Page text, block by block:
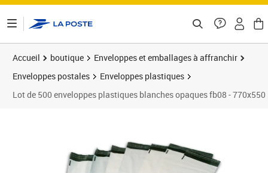
Accueil boutique
Enveloppes et emballages à affranchir
Enveloppes postales
Enveloppes plastiques
Lot de 500 enveloppes plastiques blanches opaques fb08 - 770x550